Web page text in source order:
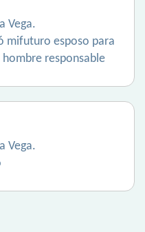
Vega.
mifuturo esposo para
responsable
Vega.